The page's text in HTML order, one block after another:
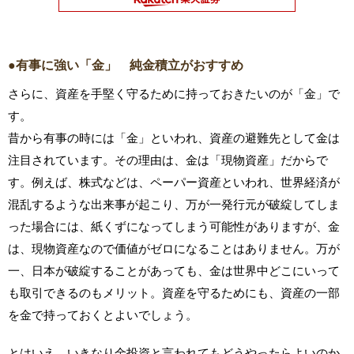
●有事に強い「金」 純金積立がおすすめ
さらに、資産を手堅く守るために持っておきたいのが「金」で
す。
昔から有事の時には「金」といわれ、資産の避難先として金は
注目されています。その理由は、金は「現物資産」だからで
す。例えば、株式などは、ペーパー資産といわれ、世界経済が
混乱するような出来事が起こり、万が一発行元が破綻してしま
った場合には、紙くずになってしまう可能性がありますが、金
は、現物資産なので価値がゼロになることはありません。万が
一、日本が破綻することがあっても、金は世界中どこにいって
も取引できるのもメリット。資産を守るためにも、資産の一部
を金で持っておくとよいでしょう。